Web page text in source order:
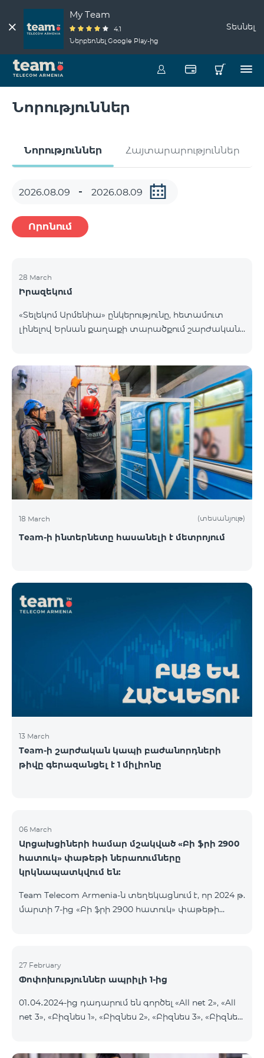
My Team
4.1
Ներբեռնել Google Play-ից
Տեսնել
Նորություններ
Նորություններ Հայտարարություններ
Որոնում
28 March
Իրազեկում
«Տելեկոմ Արմենիա» ընկերությունը, հետամուտ
լինելով Երևան քաղաքի տարածքում շարժական
տեղակայել հենասյունային տիպի կայմ Երևան
քաղաքի Նոր-Նորք վարչական շրջանի
Բագրևանդ փողոցի Ինժեներական թաղամասին
հարող հատվածում։ Տեղակայվող շարժական
կապի կայանի էսքիզային նախագծին կարող եք
ծանոթանալ այստեղ։ Հարցերի դեպքում խնդրում
ենք զանգահարել «Տելեկոմ Արմենիա»
ընկերության +374-10-410410 հեռխոսահամար
18 March (տեսանյութ)
Team-ի ինտերնետը հասանելի է մետրոյում
13 March
Team-ի շարժական կապի բաժանորդների
թիվը գերազանցել է 1 միլիոնը
06 March
Արցախցիների համար մշակված «Բի ֆրի 2900
հատուկ» փաթեթի ներառումները
կրկնապատկվում են:
Team Telecom Armenia-ն տեղեկացնում է, որ 2024 թ.
մարտի 7-ից «Բի ֆրի 2900 հատուկ» փաթեթի
900 րոպե և 600 SMS, նախկին՝ 10 ԳԲ ինտերնետի,
450 րոպեի և 300 SMS-ի փոխարեն:
ժամկետը չի փոխվում։ «Բի ֆրի 2900 հատուկ»
սակագնային փաթեթը ներառում է նաև WhatsApp,
ամենապահանջված հավելվածներից անսա
27 February
Փոփոխություններ ապրիլի 1-ից
01․04․2024-ից դադարում են գործել «All net 2», «All
net 3», «Բիզնես 1», «Բիզնես 2», «Բիզնես 3», «Բիզնես